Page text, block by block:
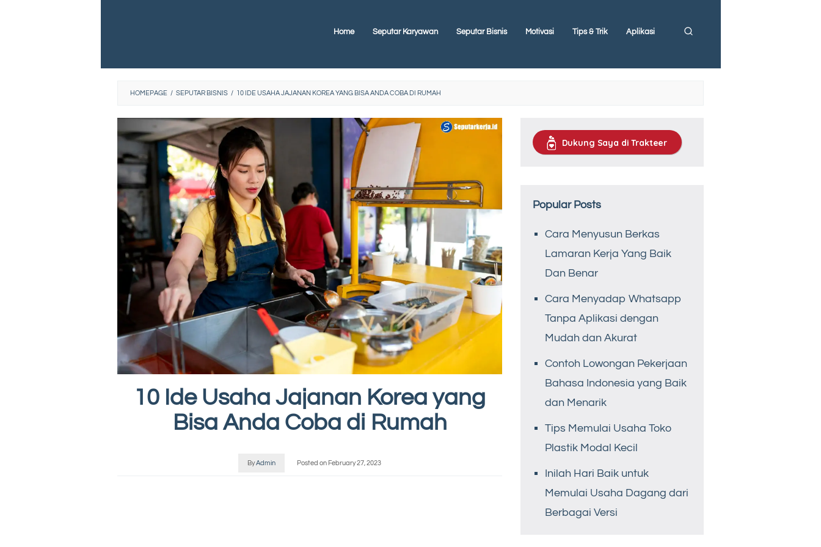
Home Seputar Karyawan Seputar Bisnis Motivasi Tips & Trik Aplikasi
HOMEPAGE / SEPUTAR BISNIS / 10 IDE USAHA JAJANAN KOREA YANG BISA ANDA COBA DI RUMAH
10 Ide Usaha Jajanan Korea yang
Bisa Anda Coba di Rumah
ByAdmin Posted on February 27, 2023
Dukung Saya di Trakteer
Popular Posts
Cara Menyusun Berkas
Lamaran Kerja Yang Baik
Dan Benar
Cara Menyadap Whatsapp
Tanpa Aplikasi dengan
Mudah dan Akurat
Contoh Lowongan Pekerjaan
Bahasa Indonesia yang Baik
dan Menarik
Tips Memulai Usaha Toko
Plastik Modal Kecil
Inilah Hari Baik untuk
Memulai Usaha Dagang dari
Berbagai Versi